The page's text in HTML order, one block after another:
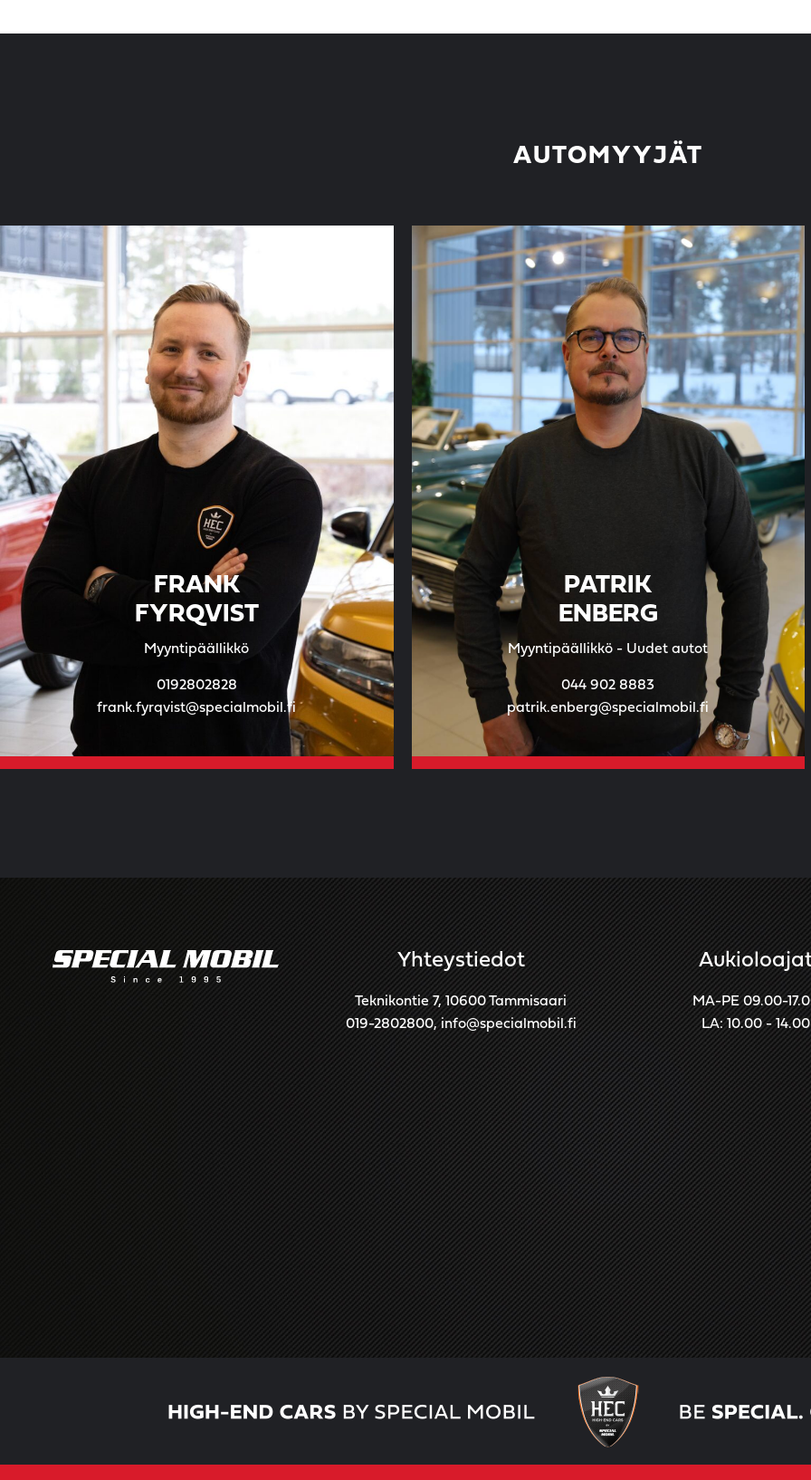
AUTOMYYJÄT
FRANK
FYRQVIST
Myyntipäällikkö
0192802828
frank.fyrqvist@specialmobil.fi
PATRIK
ENBERG
Myyntipäällikkö - Uudet autot
044 902 8883
patrik.enberg@specialmobil.fi
Yhteystiedot
Teknikontie 7, 10600 Tammisaari
019-2802800,info@specialmobil.fi
MA-PE 09.00-
LA: 10.00 - 14.00